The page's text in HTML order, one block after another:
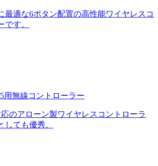
最適な6ボタン配置の高性能ワイヤレスコ
です。
用無線コントローラー
のアローン製ワイヤレスコントローラ
しても優秀。